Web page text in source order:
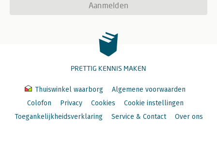
Aanmelden
PRETTIG KENNIS MAKEN
Thuiswinkel waarborg
Algemene voorwaarden
Colofon
Privacy Cookies
Cookie instellingen
Toegankelijkheidsverklaring
Service & Contact Over ons